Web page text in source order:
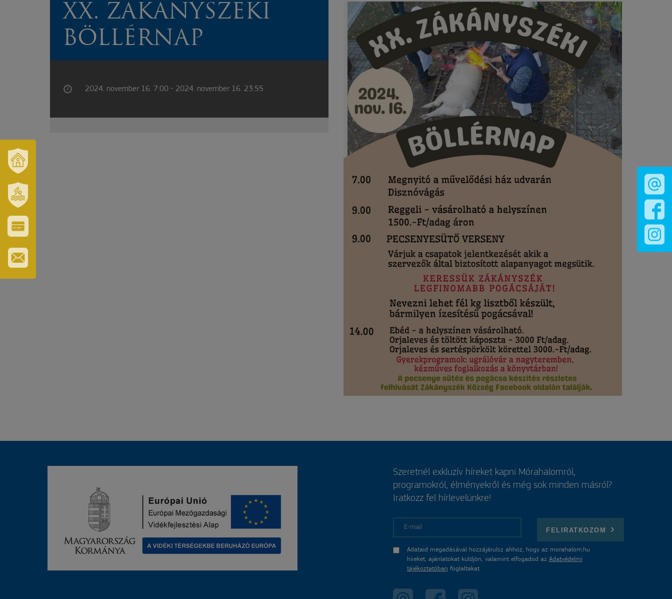
ÉS
TÉRSÉGÜNK
ERZSÉBET
GYÓGYFÜRDŐ
ÉS
TURISZTIKAI
KÁRTYA
XX. ZÁKÁNYSZÉKI
BÖLLÉRNAP
2024. november 16. 7:00 - 2024. november 16. 23:55
Szeretnél exkluzív híreket kapni Mórahalomról,
programokról, élményekről és még sok minden másról?
Iratkozz fel hírlevelünkre!
FELIRATKOZOM
Adataid megadásával hozzájárulsz ahhoz, hogy az morahalom.hu
híreket, ajánlatokat küldjön, valamint elfogadod az Adatvédelmi
tájékoztatóban foglaltakat.